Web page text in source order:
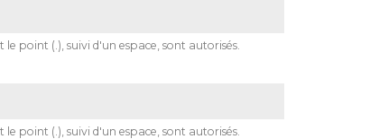
le point (.), suivi d'un espace, sont autorisés.
le point (.), suivi d'un espace, sont autorisés.